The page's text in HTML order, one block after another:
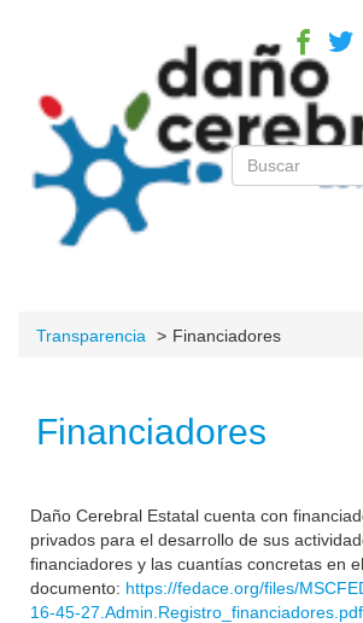
Transparencia Financiadores
Financiadores
Daño Cerebral Estatal cuenta con
privados para el desarrollo de sus
financiadores y las cuantías concretas en
documento: https://fedace.org/files/
16-45-27.Admin.Registro_financiadores.pdf